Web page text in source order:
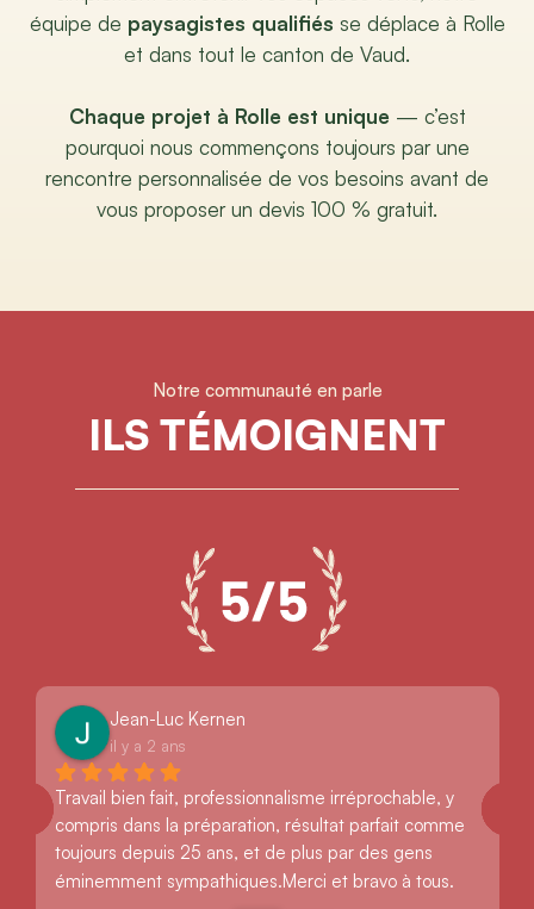
équipe de paysagistes qualifiés se déplace à Rolle
et dans tout le canton de Vaud.
Chaque projet à Rolle est unique — c’est
pourquoi nous commençons toujours par une
rencontre personnalisée de vos besoins avant de
vous proposer un devis 100 % gratuit.
Notre communauté en parle
ILS TÉMOIGNENT
Jean-Luc Kernen
il y a 2 ans
Travail bien fait, professionnalisme irréprochable, y
compris dans la préparation, résultat parfait comme
toujours depuis 25 ans, et de plus par des gens
éminemment sympathiques.Merci et bravo à tous.